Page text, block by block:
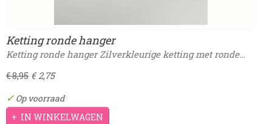
Ketting ronde hanger
Ketting ronde hanger Zilverkleurige ketting met ronde…
€ 8,95 € 2,75
✓ Op voorraad
IN WINKELWAGEN